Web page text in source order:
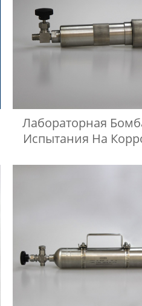
Лабораторная
Испытания На